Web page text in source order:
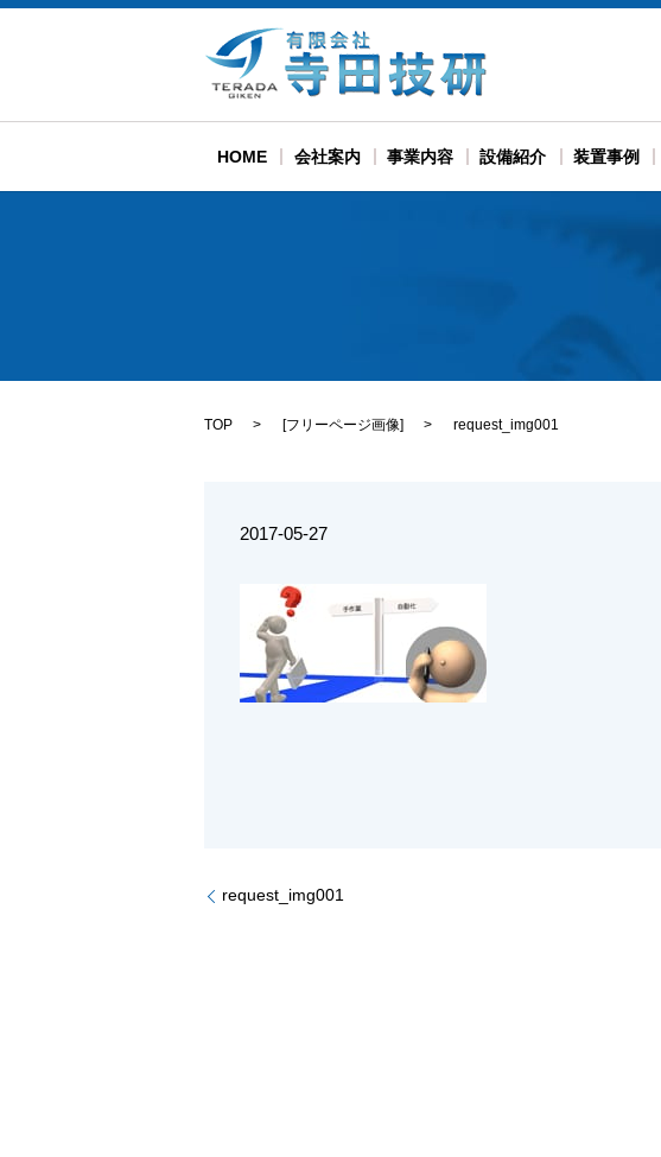
HOME 会社案内 事業内容 設備紹介 装置事例
TOP [フリーページ画像] request_img001
2017-05-27
request_img001